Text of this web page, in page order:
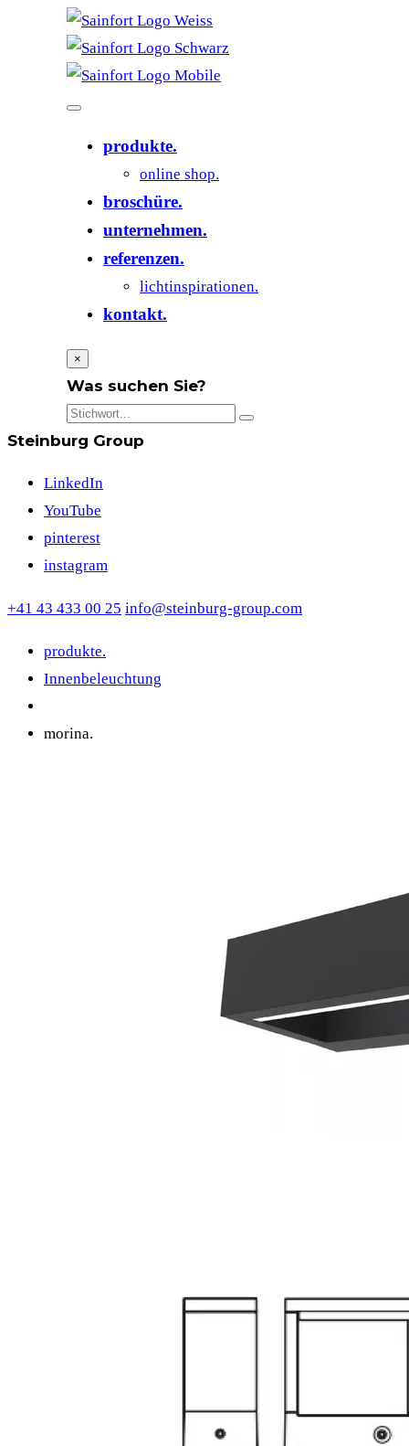
produkte.
online shop.
broschüre.
unternehmen.
referenzen.
lichtinspirationen.
kontakt.
×
Was suchen Sie?
Steinburg Group
LinkedIn
YouTube
pinterest
instagram
+41 43 433 00 25 info@steinburg-group.com
produkte.
Innenbeleuchtung
morina.